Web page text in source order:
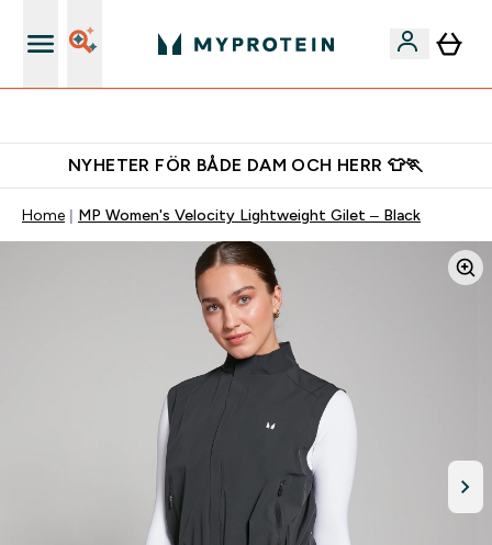
NYHETER FÖR BÅDE DAM OCH HERR 👕🏃
Home MP Women's Velocity Lightweight Gilet – Black